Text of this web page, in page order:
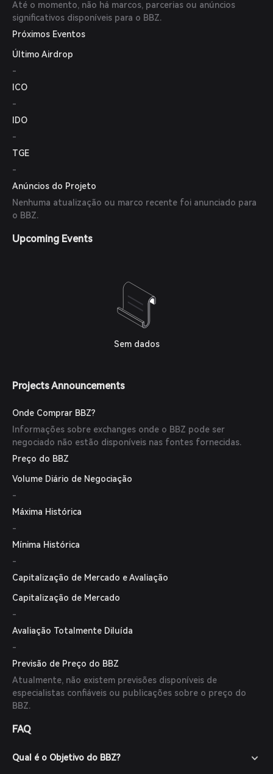
Até o momento, não há marcos, parcerias ou anúncios
significativos disponíveis para o BBZ.
Próximos Eventos
Último Airdrop
-
ICO
-
IDO
-
TGE
-
Anúncios do Projeto
Nenhuma atualização ou marco recente foi anunciado para
o BBZ.
Upcoming Events
Sem dados
Projects Announcements
Onde Comprar BBZ?
Informações sobre exchanges onde o BBZ pode ser
negociado não estão disponíveis nas fontes fornecidas.
Preço do BBZ
Volume Diário de Negociação
-
Máxima Histórica
-
Mínima Histórica
-
Capitalização de Mercado e Avaliação
Capitalização de Mercado
-
Avaliação Totalmente Diluída
-
Previsão de Preço do BBZ
Atualmente, não existem previsões disponíveis de
especialistas confiáveis ou publicações sobre o preço do
BBZ.
FAQ
Qual é o Objetivo do BBZ?